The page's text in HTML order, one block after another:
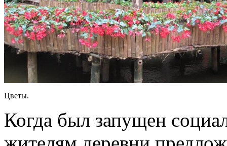
Цветы.
Когда был запущен